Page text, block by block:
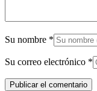
Su nombre *
Su correo electrónico *